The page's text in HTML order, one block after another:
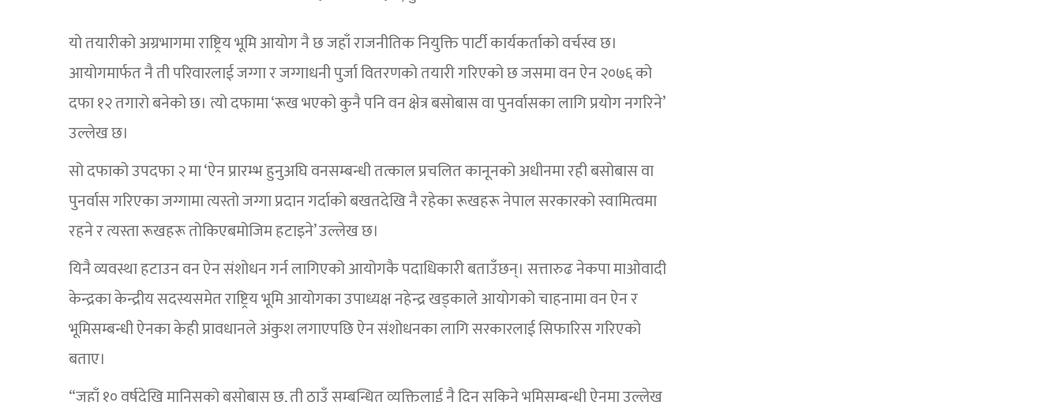
यो तयारीको अग्रभागमा राष्ट्रिय भूमि आयोग नै छ जहाँ राजनीतिक नियुक्ति पार्टी कार्यकर्ताको वर्चस्व छ।
आयोगमार्फत नै ती परिवारलाई जग्गा र जग्गाधनी पुर्जा वितरणको तयारी गरिएको छ जसमा वन ऐन २०७६ को
दफा १२ तगारो बनेको छ। त्यो दफामा ‘रूख भएको कुनै पनि वन क्षेत्र बसोबास वा पुनर्वासका लागि प्रयोग नगरिने’
उल्लेख छ।
सो दफाको उपदफा २ मा ‘ऐन प्रारम्भ हुनुअघि वनसम्बन्धी तत्काल प्रचलित कानूनको अधीनमा रही बसोबास वा
पुनर्वास गरिएका जग्गामा त्यस्तो जग्गा प्रदान गर्दाको बखतदेखि नै रहेका रूखहरू नेपाल सरकारको स्वामित्वमा
रहने र त्यस्ता रूखहरू तोकिएबमोजिम हटाइने’ उल्लेख छ।
यिनै व्यवस्था हटाउन वन ऐन संशोधन गर्न लागिएको आयोगकै पदाधिकारी बताउँछन्। सत्तारुढ नेकपा माओवादी
केन्द्रका केन्द्रीय सदस्यसमेत राष्ट्रिय भूमि आयोगका उपाध्यक्ष नहेन्द्र खड्काले आयोगको चाहनामा वन ऐन र
भूमिसम्बन्धी ऐनका केही प्रावधानले अंकुश लगाएपछि ऐन संशोधनका लागि सरकारलाई सिफारिस गरिएको
बताए।